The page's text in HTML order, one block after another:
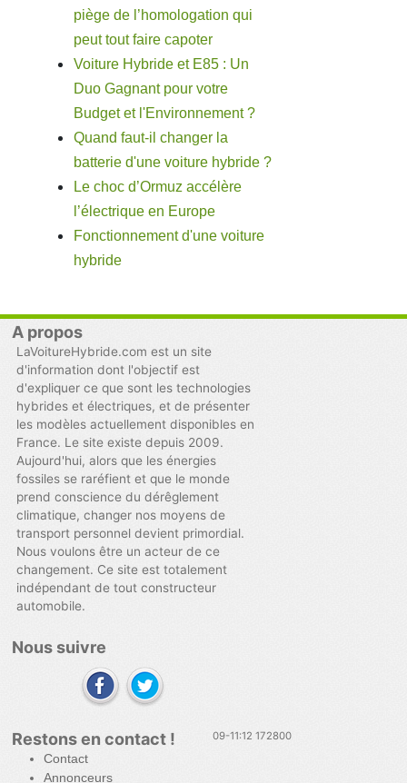
piège de l’homologation qui
peut tout faire capoter
Voiture Hybride et E85 : Un
Duo Gagnant pour votre
Budget et l'Environnement ?
Quand faut-il changer la
batterie d'une voiture hybride ?
Le choc d’Ormuz accélère
l’électrique en Europe
Fonctionnement d'une voiture
hybride
A propos
LaVoitureHybride.com est un site
d'information dont l'objectif est
d'expliquer ce que sont les technologies
hybrides et électriques, et de présenter
les modèles actuellement disponibles en
France. Le site existe depuis 2009.
Aujourd'hui, alors que les énergies
fossiles se raréfient et que le monde
prend conscience du dérêglement
climatique, changer nos moyens de
transport personnel devient primordial.
Nous voulons être un acteur de ce
changement. Ce site est totalement
indépendant de tout constructeur
automobile.
Nous suivre
Restons en contact !
Contact
Annonceurs
09-11:12 172800